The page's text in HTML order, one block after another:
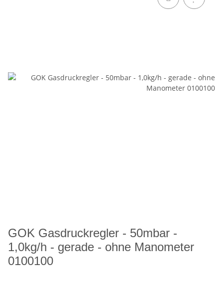
GOK Gasdruckregler - 50mbar -
1,0kg/h - gerade - ohne Manometer
0100100